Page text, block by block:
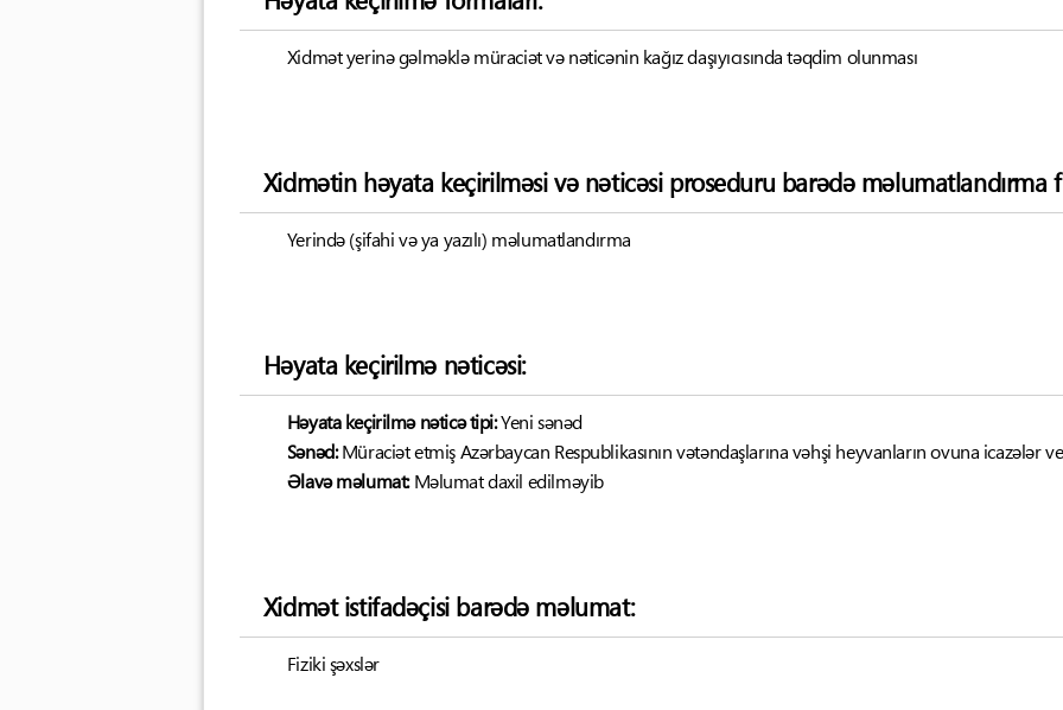
Xidmət yerinə gəlməklə müraciət və nəticənin kağız daşıyıcısında təqdim olunması
Xidmətin həyata keçirilməsi və nəticəsi proseduru barədə məlumatlandırma
Yerində (şifahi və ya yazılı) məlumatlandırma
Həyata keçirilmə nəticəsi:
Həyata keçirilmə nəticə tipi:Yeni sənəd
Sənəd:Müraciət etmiş Azərbaycan Respublikasının vətəndaşlarına vəhşi heyvanların ovuna icazələr
Əlavə məlumat:Məlumat daxil edilməyib
Xidmət istifadəçisi barədə məlumat:
Fiziki şəxslər